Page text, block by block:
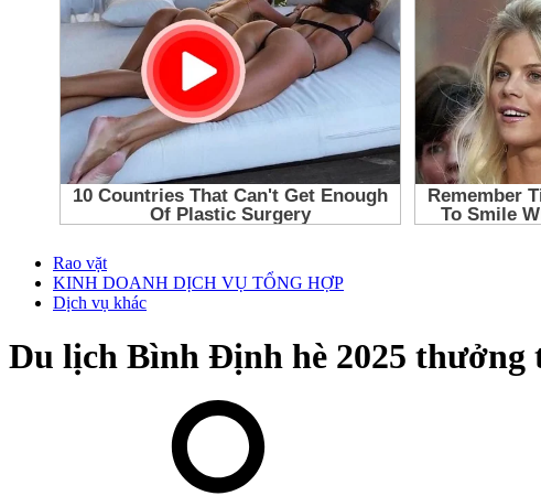
Rao vặt
KINH DOANH DỊCH VỤ TỔNG HỢP
Dịch vụ khác
Du lịch Bình Định hè 2025